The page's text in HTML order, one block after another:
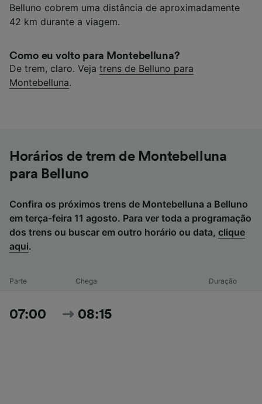
Belluno cobrem uma distância de aproximadamente
42 km durante a viagem.
Como eu volto para Montebelluna?
De trem, claro. Veja trens de Belluno para
Montebelluna.
Horários de trem de Montebelluna
para Belluno
Confira os próximos trens de Montebelluna a Belluno
em terça-feira 11 agosto. Para ver toda a programação
dos trens ou buscar em outro horário ou data, clique
aqui.
Parte Chega Duração
07:00 08:15